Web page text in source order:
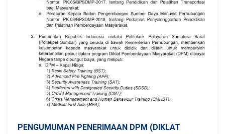
PENGUMUMAN PENERIMAAN DPM (DIKLAT